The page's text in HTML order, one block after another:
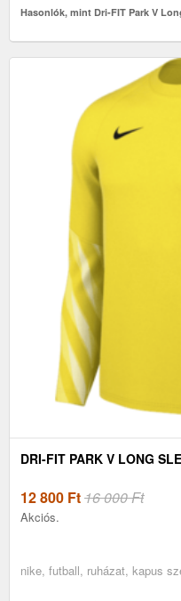
Hasonlók, mint Dri-FIT Park V
DRI-FIT PARK V LONG
12 800 Ft16 000 Ft
Akciós.
nike, futball, ruházat, kapus